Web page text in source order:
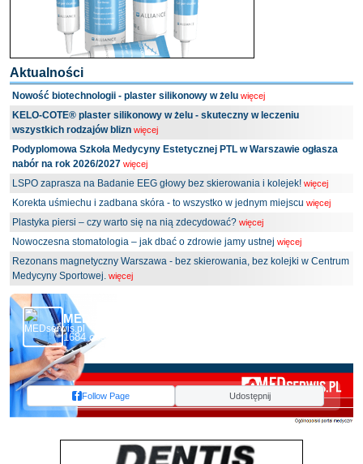
Aktualności
Nowość biotechnologii - plaster silikonowy w żelu więcej
KELO-COTE® plaster silikonowy w żelu - skuteczny w leczeniu
wszystkich rodzajów blizn więcej
Podyplomowa Szkoła Medycyny Estetycznej PTL w Warszawie ogłasza
nabór na rok 2026/2027 więcej
LSPO zaprasza na Badanie EEG głowy bez skierowania i kolejek! więcej
Korekta uśmiechu i zadbana skóra - to wszystko w jednym miejscu więcej
Plastyka piersi – czy warto się na nią zdecydować? więcej
Nowoczesna stomatologia – jak dbać o zdrowie jamy ustnej więcej
Rezonans magnetyczny Warszawa - bez skierowania, bez kolejki w Centrum
Medycyny Sportowej. więcej
MEDserwis.pl - Ogólnopolski Portal Medyczny
1684 obserwujących
Follow Page Udostępnij